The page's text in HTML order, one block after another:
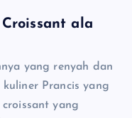
ala
yang renyah dan
Prancis yang
yang